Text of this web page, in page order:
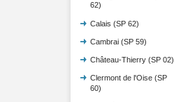
62)
Calais (SP 62)
Cambrai (SP 59)
Château-Thierry (SP 02)
Clermont de l'Oise (SP
60)